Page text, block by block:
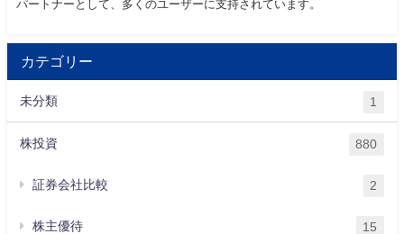
パートナーとして、多くのユーザーに支持されています。
カテゴリー
未分類 1
株投資 880
証券会社比較 2
株主優待 15